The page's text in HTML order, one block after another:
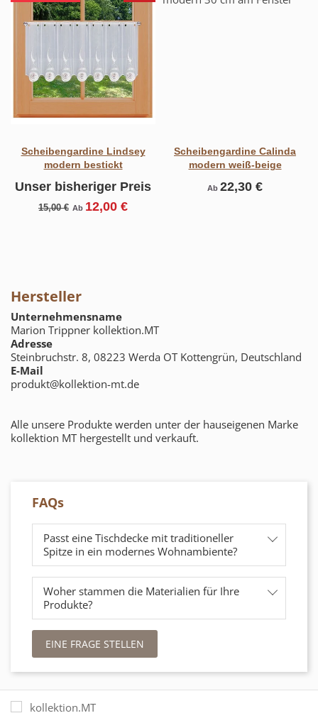
Scheibengardine Lindsey
modern bestickt
Unser bisheriger Preis
15,00 € Ab 12,00 €
Scheibengardine Calinda
modern weiß-beige
Ab 22,30 €
Hersteller
Unternehmensname
Marion Trippner kollektion.MT
Adresse
Steinbruchstr. 8, 08223 Werda OT Kottengrün, Deutschland
E-Mail
produkt@kollektion-mt.de
Alle unsere Produkte werden unter der hauseigenen Marke
kollektion MT hergestellt und verkauft.
FAQs
Passt eine Tischdecke mit traditioneller
Spitze in ein modernes Wohnambiente?
Woher stammen die Materialien für Ihre
Produkte?
EINE FRAGE STELLEN